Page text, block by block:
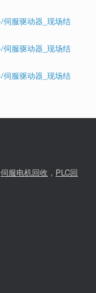
伺服驱动器_现场结
伺服驱动器_现场结
伺服驱动器_现场结
伺服电机回收 ， PLC回